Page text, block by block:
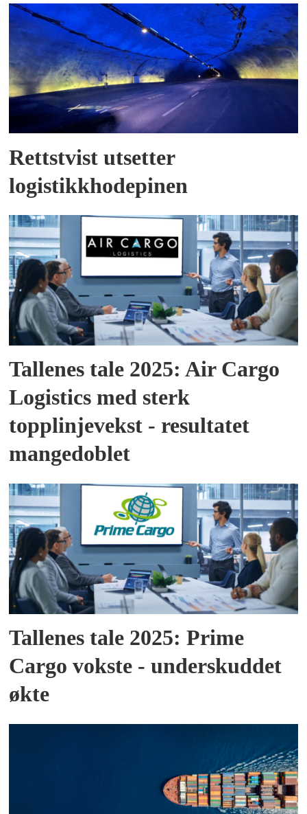
Rettstvist utsetter
logistikkhodepinen
Tallenes tale 2025: Air Cargo
Logistics med sterk
topplinjevekst - resultatet
mangedoblet
Tallenes tale 2025: Prime
Cargo vokste - underskuddet
økte